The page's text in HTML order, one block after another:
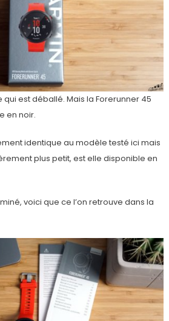
qui est déballé. Mais la Forerunner 45
en noir.
identique au modèle testé ici mais
plus petit, est elle disponible en
voici que ce l’on retrouve dans la